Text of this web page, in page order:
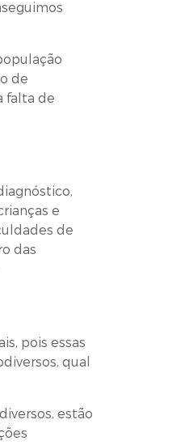
de
falta de
e
de
das
pois essas
qual
estão